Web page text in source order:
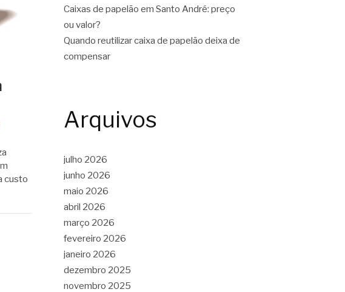
custo
Caixas de papelão em Santo André: preço
ou valor?
Quando reutilizar caixa de papelão deixa de
compensar
Arquivos
julho 2026
junho 2026
maio 2026
abril 2026
março 2026
fevereiro 2026
janeiro 2026
dezembro 2025
novembro 2025